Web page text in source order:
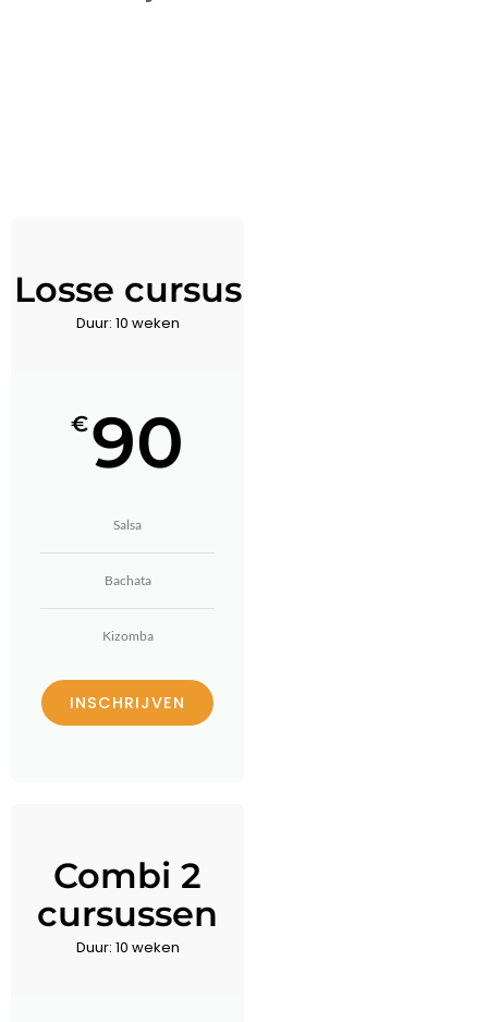
Losse cursus
Duur: 10 weken
€90
Salsa
Bachata
Kizomba
INSCHRIJVEN
Combi 2
cursussen
Duur: 10 weken